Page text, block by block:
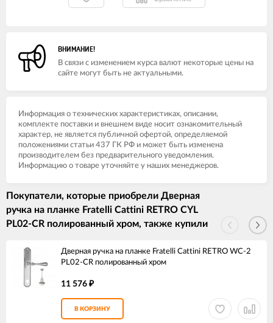
ВНИМАНИЕ!
В связи с изменением курса валют некоторые цены на
сайте могут быть не актуальными.
Информация о технических характеристиках, описании,
комплекте поставки и внешнем виде носит ознакомительный
характер, не является публичной офертой, определяемой
положениями статьи 437 ГК РФ и может быть изменена
производителем без предварительного уведомления.
Информацию о товаре уточняйте у наших менеджеров.
Покупатели, которые приобрели Дверная
ручка на планке Fratelli Cattini RETRO CYL
PL02-CR полированный хром, также купили
Дверная ручка на планке Fratelli Cattini RETRO WC-2
PL02-CR полированный хром
11 576 ₽
В КОРЗИНУ